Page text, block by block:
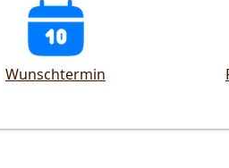
Wunschtermin